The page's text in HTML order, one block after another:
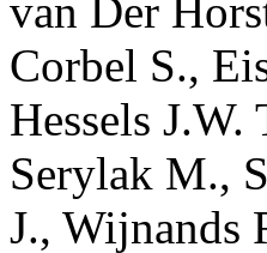
van Der
Corbel S.,
Hessels J.W.
Serylak M.,
J., Wijnands